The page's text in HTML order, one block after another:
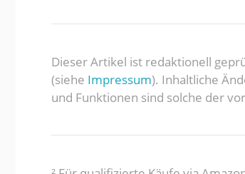
Dieser Artikel ist redaktionell
(siehe Impressum). Inhaltliche
und Funktionen sind solche der